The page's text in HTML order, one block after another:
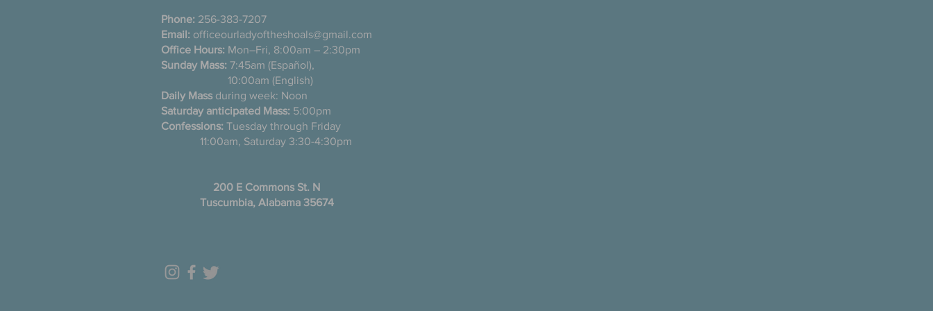
Phone: 256-383-7207
Email: officeourladyoftheshoals@gmail.com
Office Hours: Mon–Fri, 8:00am – 2:30pm
Sunday Mass: 7:45am (Español),
10:00am (English)
Daily Mass during week: Noon
Saturday anticipated Mass: 5:00pm
Confessions: Tuesday through Friday
11:00am, Saturday 3:30-4:30pm
200 E Commons St. N
Tuscumbia, Alabama 35674